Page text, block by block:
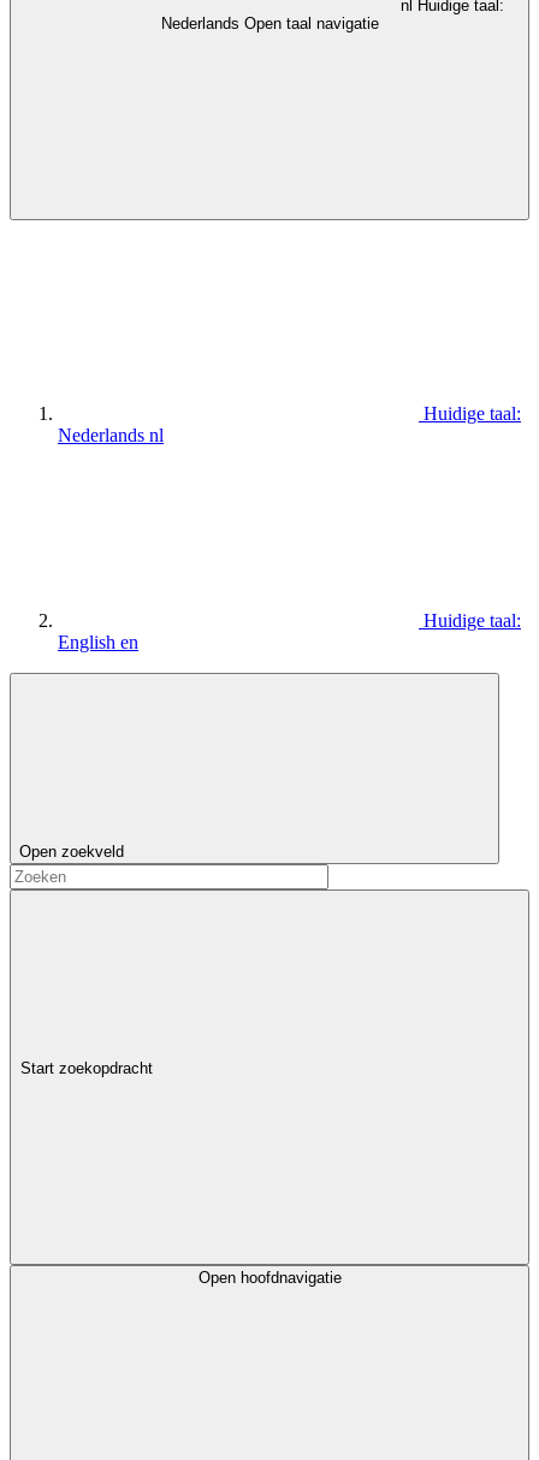
nl Huidige taal:
Nederlands Open taal navigatie
Huidige taal:
Nederlands nl
Huidige taal:
English en
Open zoekveld
Start zoekopdracht
Open hoofdnavigatie